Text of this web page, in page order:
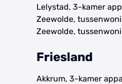
Lelystad, 3-kamer
Zeewolde,
Zeewolde,
Friesland
Akkrum, 3-kamer